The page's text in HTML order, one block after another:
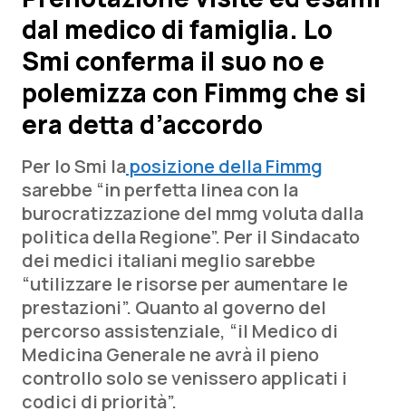
Scienza e Farmaci
Studi e Analisi
Lettere al direttore
QS Pro
Professionisti Sanitari.AI
Abruzzo
Basilicata
Calabria
QS Pro Gold
Artrite & artrosi
Asma & BPCO
QS Club Newsletter
dal medico di famiglia. Lo
Smi conferma il suo no e
polemizza con Fimmg che si
era detta d’accordo
Per lo Smi laposizione della Fimmg
sarebbe “in perfetta linea con la
burocratizzazione del mmg voluta dalla
politica della Regione”. Per il Sindacato
dei medici italiani meglio sarebbe
“utilizzare le risorse per aumentare le
prestazioni”. Quanto al governo del
percorso assistenziale, “il Medico di
Medicina Generale ne avrà il pieno
controllo solo se venissero applicati i
codici di priorità”.